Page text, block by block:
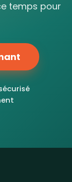
temps pour